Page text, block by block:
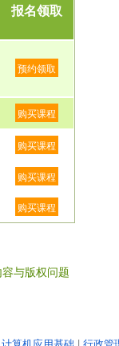
报名领取
预约领取
购买课程
购买课程
购买课程
购买课程
与版权问题